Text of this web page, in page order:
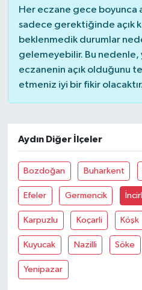
Her eczane gece boyunca
sadece gerektiğinde açık
beklenmedik durumlar
gelemeyebilir. Bu nedenle,
eczanenin açık olduğunu
etmeniz iyi bir fikir olacaktır.
Aydın Diğer İlçeler
Bozdoğan Buharkent
Efeler Germencik
Karpuzlu Koçarli Köşk
Kuyucak Nazilli Söke
Yenipazar